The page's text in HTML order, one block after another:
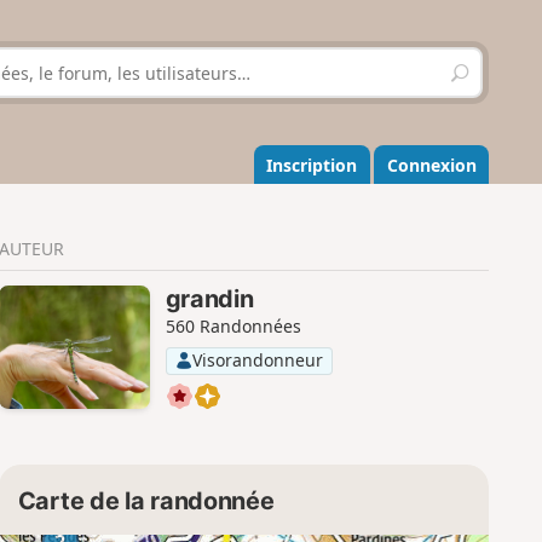
R
e
h
e
r
r
Inscription Connexion
AUTEUR
grandin
560 Randonnées
Visorandonneur
Carte de la randonnée